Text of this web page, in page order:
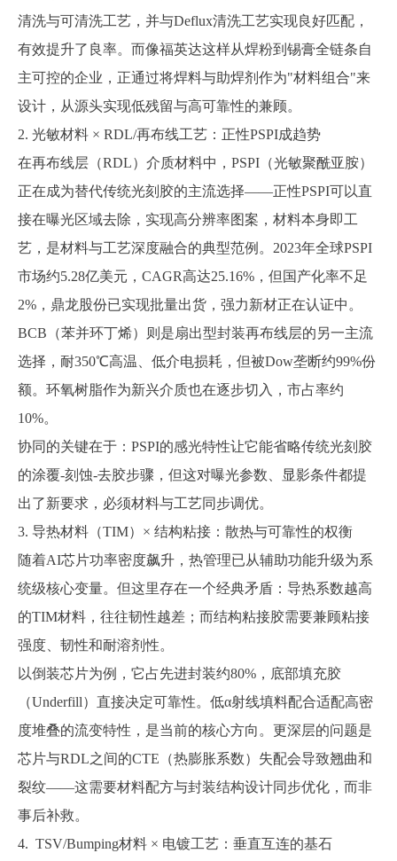
清洗与可清洗工艺，并与Deflux清洗工艺实现良好匹配，
有效提升了良率。而像福英达这样从焊粉到锡膏全链条自
主可控的企业，正通过将焊料与助焊剂作为"材料组合"来
设计，从源头实现低残留与高可靠性的兼顾。
2. 光敏材料 × RDL/再布线工艺：正性PSPI成趋势
在再布线层（RDL）介质材料中，PSPI（光敏聚酰亚胺）
正在成为替代传统光刻胶的主流选择——正性PSPI可以直
接在曝光区域去除，实现高分辨率图案，材料本身即工
艺，是材料与工艺深度融合的典型范例。2023年全球PSPI
市场约5.28亿美元，CAGR高达25.16%，但国产化率不足
2%，鼎龙股份已实现批量出货，强力新材正在认证中。
BCB（苯并环丁烯）则是扇出型封装再布线层的另一主流
选择，耐350℃高温、低介电损耗，但被Dow垄断约99%份
额。环氧树脂作为新兴介质也在逐步切入，市占率约
10%。
协同的关键在于： PSPI的感光特性让它能省略传统光刻胶
的涂覆-刻蚀-去胶步骤，但这对曝光参数、显影条件都提
出了新要求，必须材料与工艺同步调优。
3. 导热材料（TIM）× 结构粘接：散热与可靠性的权衡
随着AI芯片功率密度飙升，热管理已从辅助功能升级为系
统级核心变量。但这里存在一个经典矛盾：导热系数越高
的TIM材料，往往韧性越差；而结构粘接胶需要兼顾粘接
强度、韧性和耐溶剂性。
以倒装芯片为例，它占先进封装约80%，底部填充胶
（Underfill）直接决定可靠性。低α射线填料配合适配高密
度堆叠的流变特性，是当前的核心方向。更深层的问题是
芯片与RDL之间的CTE（热膨胀系数）失配会导致翘曲和
裂纹——这需要材料配方与封装结构设计同步优化，而非
事后补救。
4. TSV/Bumping材料 × 电镀工艺：垂直互连的基石